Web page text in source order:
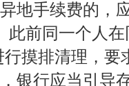
地手续费的，
此前同一个人
行摸排清理，要
银行应当引导